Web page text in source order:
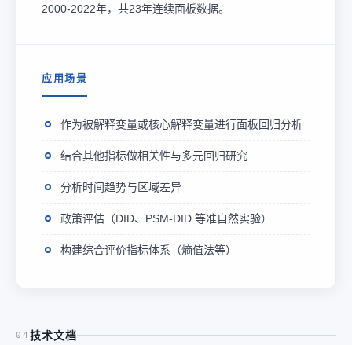
2000-2022年，共23年连续面板数据。
应用场景
作为被解释变量或核心解释变量进行面板回归分析
结合其他指标做相关性与多元回归研究
分析时间趋势与区域差异
政策评估（DID、PSM-DID 等准自然实验）
构建综合评价指标体系（熵值法等）
04 技术文档